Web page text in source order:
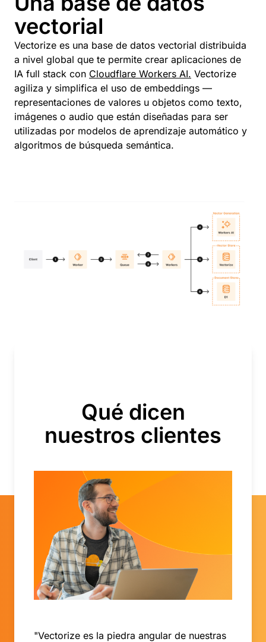
vectorial
Vectorize es una base de datos vectorial distribuida
a nivel global que te permite crear aplicaciones de
IA full stack con Cloudflare Workers AI. Vectorize
agiliza y simplifica el uso de embeddings —
representaciones de valores u objetos como texto,
imágenes o audio que están diseñadas para ser
utilizadas por modelos de aprendizaje automático y
algoritmos de búsqueda semántica.
Qué dicen
nuestros clientes
"Vectorize es la piedra angular de nuestras